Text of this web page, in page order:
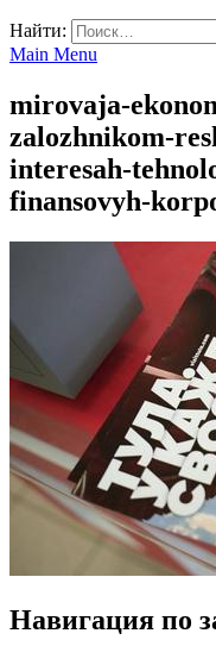
Найти:
Main Menu
mirovaja-
zalozhnikom-
interesah-
finansovyh-
Навигация по